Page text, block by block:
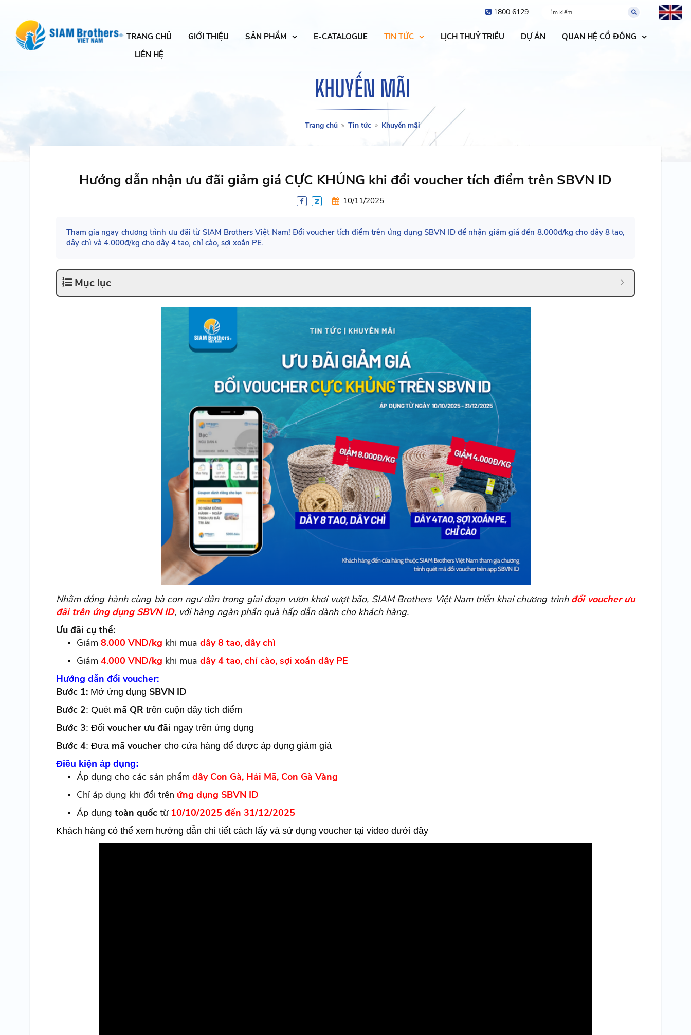
1800 6129
TRANG CHỦ GIỚI THIỆU SẢN PHẨM E-CATALOGUE TIN TỨC LỊCH THUỶ TRIỀU DỰ ÁN
QUAN HỆ CỔ ĐÔNG
LIÊN HỆ
KHUYẾN MÃI
Trang chủ Tin tức Khuyến mãi
Hướng dẫn nhận ưu đãi giảm giá CỰC KHỦNG khi đổi voucher tích điểm trên SBVN ID
10/11/2025
Tham gia ngay chương trình ưu đãi từ SIAM Brothers Việt Nam! Đổi voucher tích điểm trên ứng dụng SBVN ID để nhận giảm giá đến 8.000đ/kg cho dây 8 tao,
dây chì và 4.000đ/kg cho dây 4 tao, chỉ cào, sợi xoắn PE.
Mục lục
Nhằm đồng hành cùng bà con ngư dân trong giai đoạn vươn khơi vượt bão, SIAM Brothers Việt Namtriển khai chương trình đổi voucher ưu
đãi trên ứng dụng SBVN ID, với hàng ngàn phần quà hấp dẫn dành cho khách hàng.
Ưu đãi cụ thể:
Giảm 8.000 VND/kg khi mua dây 8 tao, dây chì
Giảm 4.000 VND/kg khi mua dây 4 tao, chỉ cào, sợi xoắn dây PE
Hướng dẫn đổi voucher:
Bước 1: Mở ứng dụng SBVN ID
Bước 2: Quét mã QR trên cuộn dây tích điểm
Bước 3: Đổi voucher ưu đãi ngay trên ứng dụng
Bước 4: Đưa mã vouchercho cửa hàng để được áp dụng giảm giá
Điều kiện áp dụng:
Áp dụng cho các sản phẩm dây Con Gà, Hải Mã, Con Gà Vàng
Chỉ áp dụng khi đổi trên ứng dụng SBVN ID
Áp dụng toàn quốctừ 10/10/2025 đến 31/12/2025
Khách hàng có thể xem hướng dẫn chi tiết cách lấy và sử dụng voucher tại video dưới đây